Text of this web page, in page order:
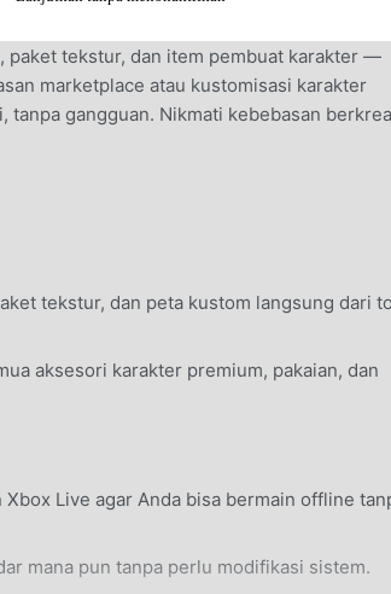
paket tekstur, dan item pembuat karakter —
marketplace atau kustomisasi karakter
tanpa gangguan. Nikmati kebebasan
tekstur, dan peta kustom langsung dari
aksesori karakter premium, pakaian, dan
Live agar Anda bisa bermain offline
mana pun tanpa perlu modifikasi sistem.